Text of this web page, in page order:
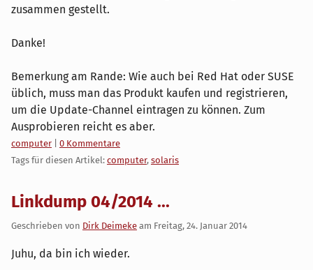
zusammen gestellt.
Danke!
Bemerkung am Rande: Wie auch bei Red Hat oder SUSE
üblich, muss man das Produkt kaufen und registrieren,
um die Update-Channel eintragen zu können. Zum
Ausprobieren reicht es aber.
Kategorien:
computer
0 Kommentare
Tags für diesen Artikel: computer, solaris
Linkdump 04/2014 ...
Geschrieben von Dirk Deimeke am Freitag, 24. Januar 2014
Juhu, da bin ich wieder.